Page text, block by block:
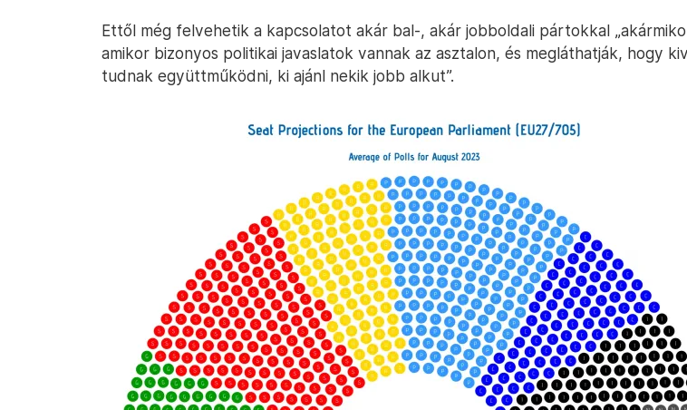
Ettől még felvehetik a kapcsolatot akár bal-, akár jobboldali pártokkal
amikor bizonyos politikai javaslatok vannak az asztalon, és megláthatják, hogy
tudnak együttműködni, ki ajánl nekik jobb alkut”.